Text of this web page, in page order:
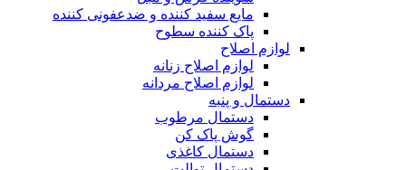
مایع سفید کننده و ضدعفونی کننده
پاک کننده سطوح
لوازم اصلاح
لوازم اصلاح زنانه
لوازم اصلاح مردانه
دستمال و پنبه
دستمال مرطوب
گوش پاک کن
دستمال کاغذی